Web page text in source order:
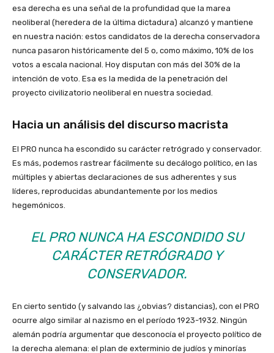
esa derecha es una señal de la profundidad que la marea
neoliberal (heredera de la última dictadura) alcanzó y mantiene
en nuestra nación: estos candidatos de la derecha conservadora
nunca pasaron históricamente del 5 o, como máximo, 10% de los
votos a escala nacional. Hoy disputan con más del 30% de la
intención de voto. Esa es la medida de la penetración del
proyecto civilizatorio neoliberal en nuestra sociedad.
Hacia un análisis del discurso macrista
El PRO nunca ha escondido su carácter retrógrado y conservador.
Es más, podemos rastrear fácilmente su decálogo político, en las
múltiples y abiertas declaraciones de sus adherentes y sus
líderes, reproducidas abundantemente por los medios
hegemónicos.
EL PRO NUNCA HA ESCONDIDO SU
CARÁCTER RETRÓGRADO Y
CONSERVADOR.
En cierto sentido (y salvando las ¿obvias? distancias), con el PRO
ocurre algo similar al nazismo en el período 1923-1932. Ningún
alemán podría argumentar que desconocía el proyecto político de
la derecha alemana: el plan de exterminio de judíos y minorías